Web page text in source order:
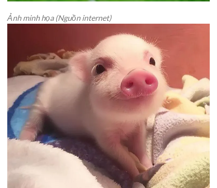
Ảnh minh họa (Nguồn internet)